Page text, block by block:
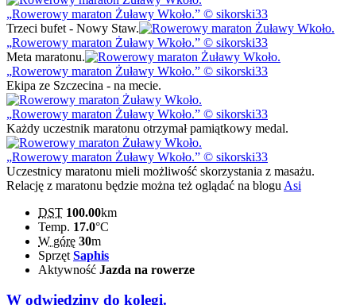
Rowerowy maraton Żuławy Wkoło.
© sikorski33
Trzeci bufet - Nowy Staw.
Rowerowy maraton Żuławy Wkoło.
© sikorski33
Meta maratonu.
Rowerowy maraton Żuławy Wkoło.
© sikorski33
Ekipa ze Szczecina - na mecie.
Rowerowy maraton Żuławy Wkoło.
© sikorski33
Każdy uczestnik maratonu otrzymał pamiątkowy medal.
Rowerowy maraton Żuławy Wkoło.
© sikorski33
Uczestnicy maratonu mieli możliwość skorzystania z masażu.
Relację z maratonu będzie można też oglądać na blogu Asi
DST 100.00km
Temp. 17.0°C
W górę 30m
Sprzęt Saphis
Aktywność Jazda na rowerze
W odwiedziny do kolegi.